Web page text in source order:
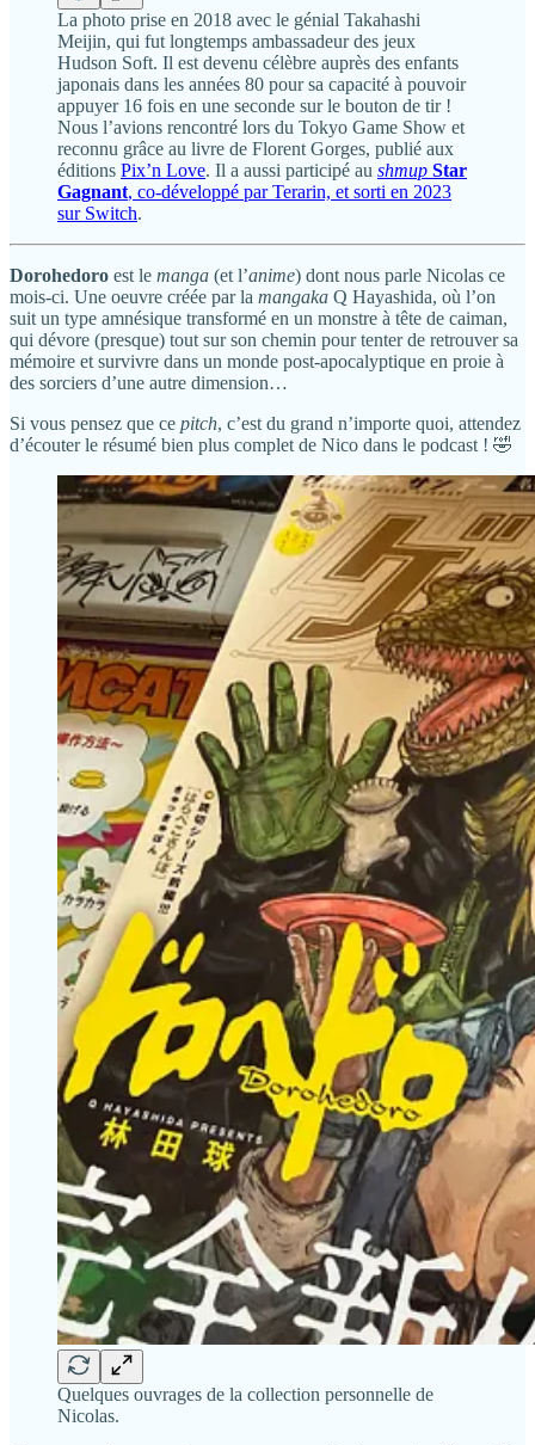
La photo prise en 2018 avec le génial Takahashi
Meijin, qui fut longtemps ambassadeur des jeux
Hudson Soft. Il est devenu célèbre auprès des enfants
japonais dans les années 80 pour sa capacité à pouvoir
appuyer 16 fois en une seconde sur le bouton de tir !
Nous l’avions rencontré lors du Tokyo Game Show et
reconnu grâce au livre de Florent Gorges, publié aux
éditions Pix’n Love. Il a aussi participé au shmup Star
Gagnant, co-développé par Terarin, et sorti en 2023
sur Switch.
Dorohedoro est le manga (et l’anime) dont nous parle Nicolas ce
mois-ci. Une oeuvre créée par la mangaka Q Hayashida, où l’on
suit un type amnésique transformé en un monstre à tête de caiman,
qui dévore (presque) tout sur son chemin pour tenter de retrouver sa
mémoire et survivre dans un monde post-apocalyptique en proie à
des sorciers d’une autre dimension…
Si vous pensez que ce pitch, c’est du grand n’importe quoi, attendez
d’écouter le résumé bien plus complet de Nico dans le podcast ! 🤣
Quelques ouvrages de la collection personnelle de
Nicolas.